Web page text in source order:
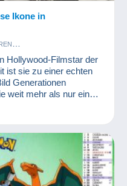
Ikone in
Hollywood-Filmstar der
ist sie zu einer echten
Generationen
weit mehr als nur eine
Mythos, eine